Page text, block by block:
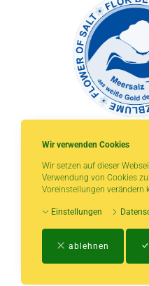
Wir verwenden Cookies
Wir setzen auf dieser
Verwendung von Cookies
Voreinstellungen verändern
Einstellungen
ablehnen
* gilt für
bitte der